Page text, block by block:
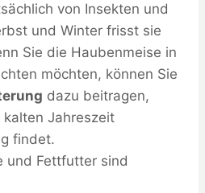
von Insekten und
und Winter frisst sie
Sie die Haubenmeise in
möchten, können Sie
dazu beitragen,
Jahreszeit
findet.
und Fettfutter sind